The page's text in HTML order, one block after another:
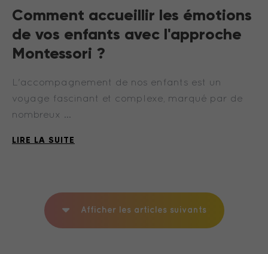
Comment accueillir les émotions
de vos enfants avec l'approche
Montessori ?
L'accompagnement de nos enfants est un
voyage fascinant et complexe, marqué par de
nombreux …
LIRE LA SUITE
Afficher les articles suivants